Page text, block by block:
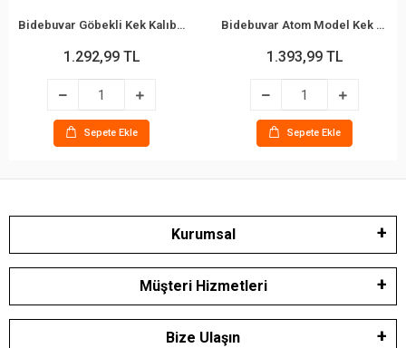
Bidebuvar Göbekli Kek Kalıbı - Fırıldak Model - Döküm Kalıp
1.292,99 TL
Sepete Ekle
Bidebuvar Atom Model Kek Kalıbı - Döküm Kalıp - Göbekli
1.393,99 TL
Sepete Ekle
Kurumsal
Müşteri Hizmetleri
Bize Ulaşın